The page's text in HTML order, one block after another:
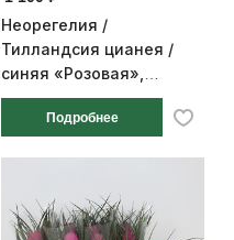
Неорегелия /
Тилландсия цианея /
синяя «Розовая»,
диаметр горшка 9 см,
высота 25 см
Подробнее